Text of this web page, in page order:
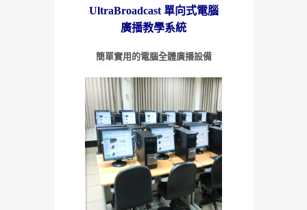
UltraBroadcast 單向式電腦
廣播教學系統
簡單實用的電腦全體廣播設備